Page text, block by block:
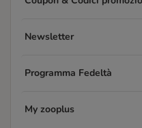
Newsletter
Programma Fedeltà
My zooplus